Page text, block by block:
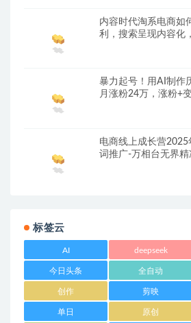
内容时代淘系电商如
利，搜索呈现内容化
暴力起号！用AI制作
月涨粉24万，涨粉+
电商线上成长营
词推广-万相台无界
标签云
AI deepseek
今日头条 全自动
创作 剪映
单日 原创